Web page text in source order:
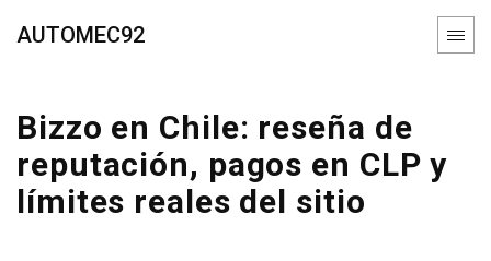
AUTOMEC92
Bizzo en Chile: reseña de
reputación, pagos en CLP y
límites reales del sitio